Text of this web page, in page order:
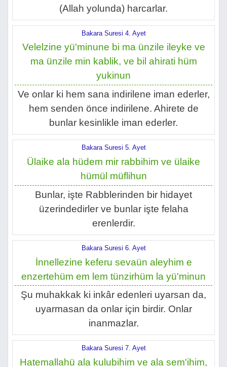
(Allah yolunda) harcarlar.
Bakara Suresi 4. Ayet
Velelzine yü'minune bi ma ünzile ileyke ve
ma ünzile min kablik, ve bil ahirati hüm
yukinun
Ve onlar ki hem sana indirilene iman ederler,
hem senden önce indirilene. Ahirete de
bunlar kesinlikle iman ederler.
Bakara Suresi 5. Ayet
Ülaike ala hüdem mir rabbihim ve ülaike
hümül müflihun
Bunlar, işte Rabblerinden bir hidayet
üzerindedirler ve bunlar işte felaha
erenlerdir.
Bakara Suresi 6. Ayet
İnnellezine keferu sevaün aleyhim e
enzertehüm em lem tünzirhüm la yü'minun
Şu muhakkak ki inkâr edenleri uyarsan da,
uyarmasan da onlar için birdir. Onlar
inanmazlar.
Bakara Suresi 7. Ayet
Hatemallahü ala kulubihim ve ala sem'ihim,